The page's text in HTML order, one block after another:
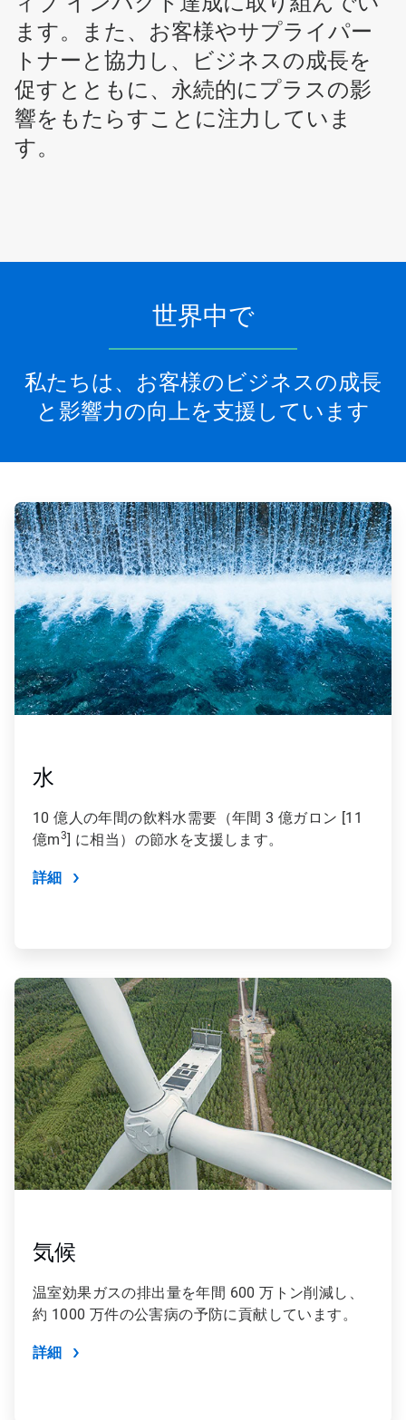
ます。また、お客様やサプライパー
トナーと協力し、ビジネスの成長を
促すとともに、永続的にプラスの影
響をもたらすことに注力していま
す。
世界中で
私たちは、お客様のビジネスの成長
と影響力の向上を支援しています
ArticleTile
1
の
4
水
10 億人の年間の飲料水需要（年間 3 億ガロン [11
億m3] に相当）の節水を支援します。
詳細
ArticleTile
2
の
4
気候
温室効果ガスの排出量を年間 600 万トン削減し、
約 1000 万件の公害病の予防に貢献しています。
詳細